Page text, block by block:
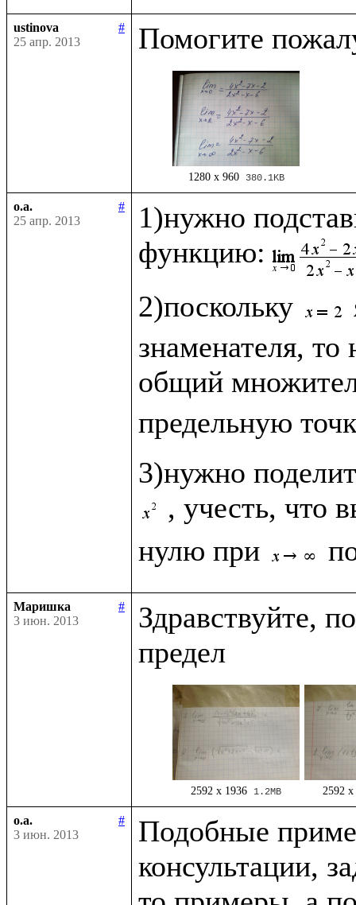
ustinova
#
25 апр. 2013
1280 x 960 380.1KB
o.a.
#
25 апр. 2013
1)нужно
функцию:
2)поскольку
знаменателя,
общий
предельную
3)нужно
, учесть, что
нулю при
Маришка
#
3 июн. 2013
Здравствуйте,
2592 x 1936 1.2MB 2592 x
o.a.
#
3 июн. 2013
Подобные
консультации,